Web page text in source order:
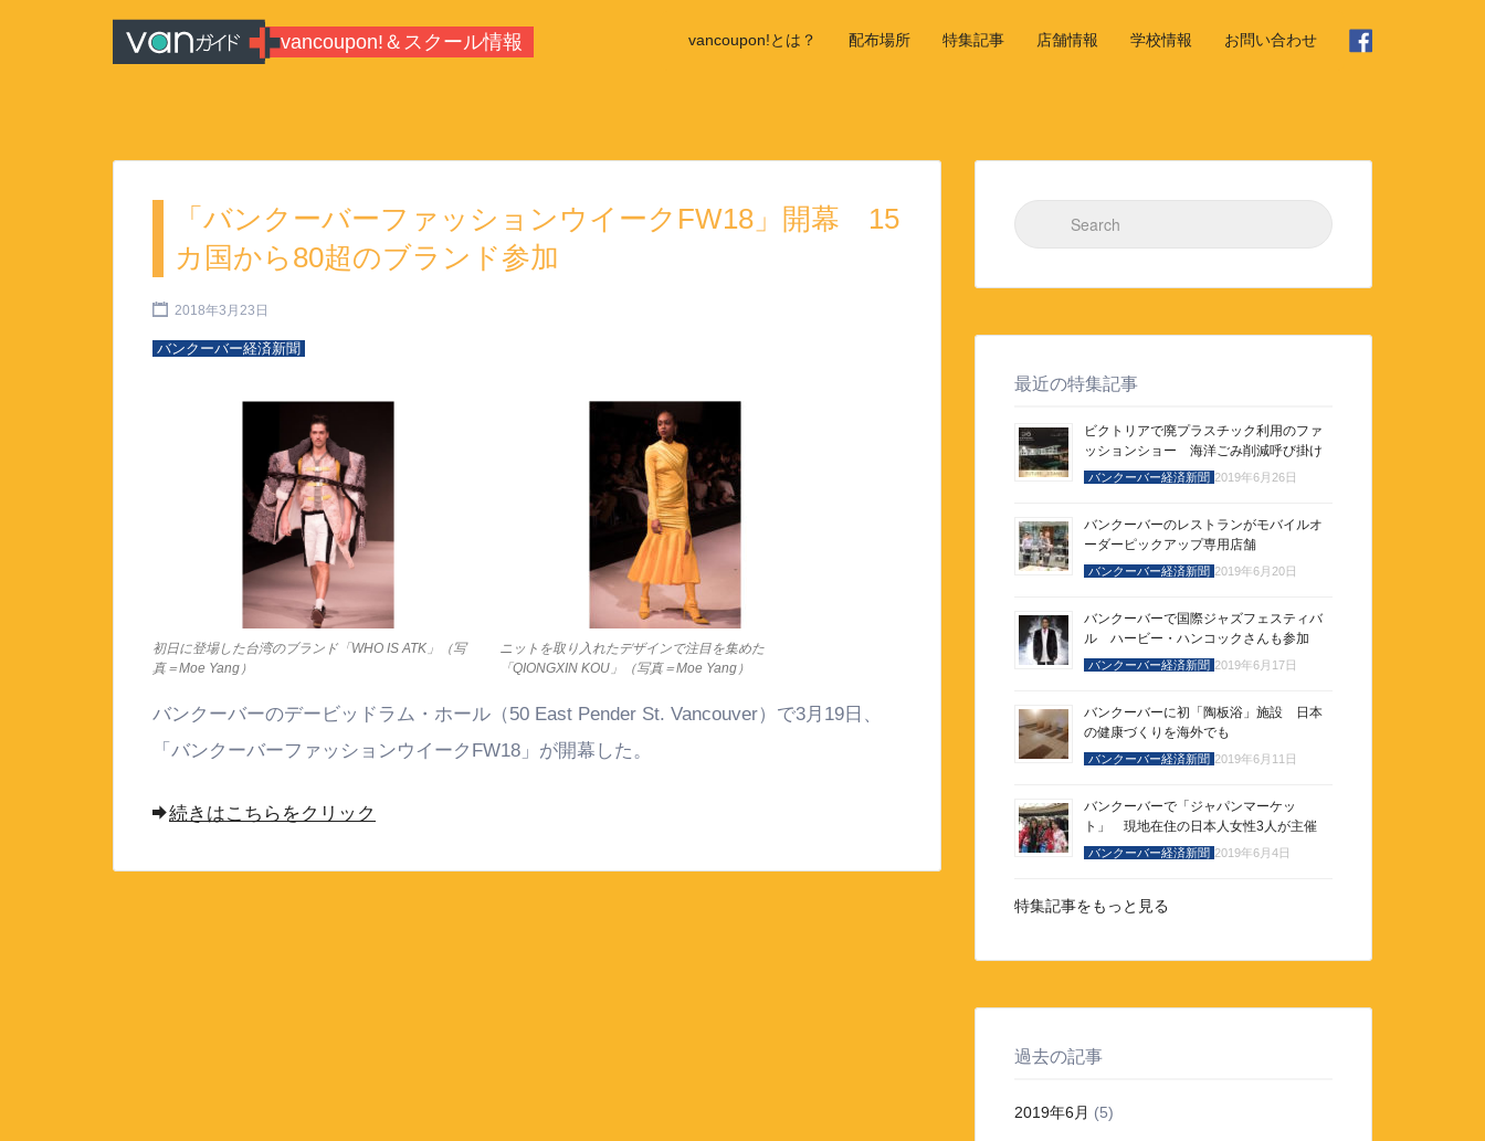
vancoupon!＆スクール情報 vancoupon!とは？ 配布場所 特集記事 店舗情報 学校情報 お問い合わせ
Search for:
「バンクーバーファッションウイークFW18」開幕 15
カ国から80超のブランド参加
2018年3月23日
バンクーバー経済新聞
初日に登場した台湾のブランド「WHO IS ATK」（写
真＝Moe Yang）
ニットを取り入れたデザインで注目を集めた
「QIONGXIN KOU」（写真＝Moe Yang）
バンクーバーのデービッドラム・ホール（50 East Pender St. Vancouver）で3月19日、
「バンクーバーファッションウイークFW18」が開幕した。
続きはこちらをクリック
Search for:
最近の特集記事
ビクトリアで廃プラスチック利用のファ
ッションショー 海洋ごみ削減呼び掛け
バンクーバー経済新聞 2019年6月26日
バンクーバーのレストランがモバイルオ
ーダーピックアップ専用店舗
バンクーバー経済新聞 2019年6月20日
バンクーバーで国際ジャズフェスティバ
ル ハービー・ハンコックさんも参加
バンクーバー経済新聞 2019年6月17日
バンクーバーに初「陶板浴」施設 日本
の健康づくりを海外でも
バンクーバー経済新聞 2019年6月11日
バンクーバーで「ジャパンマーケッ
ト」 現地在住の日本人女性3人が主催
バンクーバー経済新聞 2019年6月4日
特集記事をもっと見る
過去の記事
2019年6月 (5)